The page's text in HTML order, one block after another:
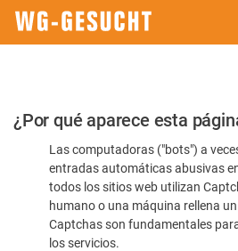
Por
favor,
confirme
humano
¿Por qué aparece esta
Las computadoras ("bots") a
entradas automáticas abusivas
todos los sitios web utilizan
humano o una máquina rellena
Captchas son fundamentales
los servicios.